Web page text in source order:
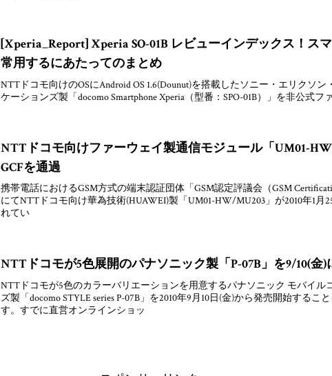
[Xperia_Report] Xperia SO-01B レビューインデックス！ス
常用するにあたってのまとめ
NTTドコモ向けのOSにAndroid OS 1.6(Dounut)を搭載したソニー・エリクソ
ケーションズ製「docomo Smartphone Xperia（型番：SPO-01B）」を非公式フ
NTTドコモ向けファーウェイ製通信モジュール「UM01-
GCFを通過
携帯電話におけるGSM方式の端末認証団体「GSM認定評議会（GSM
にてNTTドコモ向け華為技術(HUAWEI)製「UM01-HW/MU203」が2010年1月
れてい
NTTドコモが5色展開のパナソニック製「P-07B」を9/10(金)
NTTドコモが5色のカラーバリエーションを用意するパナソニック モバイル
ズ製「docomo STYLE series P-07B」を2010年9月10日(金)から発売開始するこ
す。すでに直営オンラインショッ